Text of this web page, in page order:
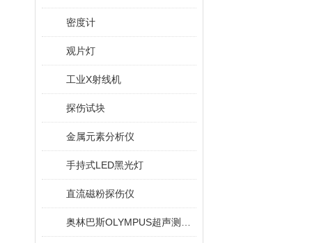
密度计
观片灯
工业X射线机
探伤试块
金属元素分析仪
手持式LED黑光灯
直流磁粉探伤仪